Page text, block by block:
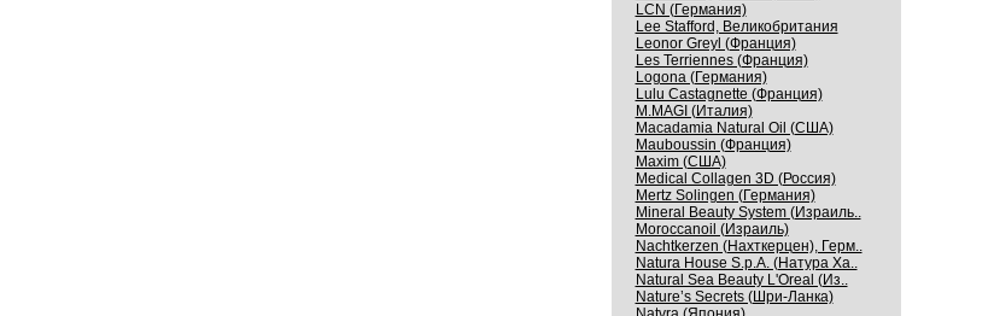
LCN (Германия)
Lee Stafford, Великобритания
Leonor Greyl (Франция)
Les Terriennes (Франция)
Logona (Германия)
Lulu Castagnette (Франция)
M.MAGI (Италия)
Macadamia Natural Oil (США)
Mauboussin (Франция)
Maxim (США)
Medical Collagen 3D (Россия)
Mertz Solingen (Германия)
Mineral Beauty System (Израиль..
Moroccanoil (Израиль)
Nachtkerzen (Нахткерцен), Герм..
Natura House S.p.A. (Натура Ха..
Natural Sea Beauty L'Oreal (Из..
Nature’s Secrets (Шри-Ланка)